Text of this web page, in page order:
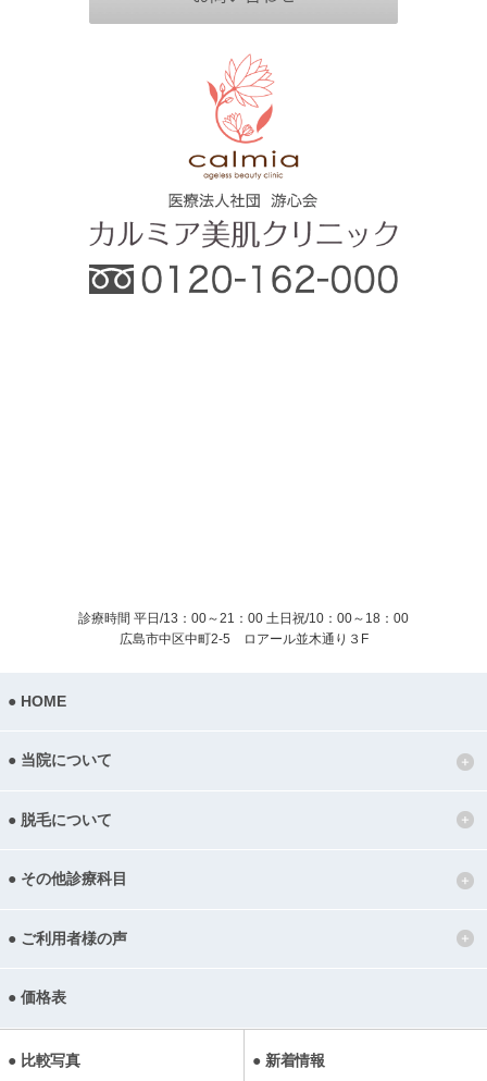
診療時間 平日/13：00～21：00 土日祝/10：00～18：00
広島市中区中町2-5 ロアール並木通り３F
HOME
当院について
脱毛について
その他診療科目
ご利用者様の声
価格表
比較写真 新着情報